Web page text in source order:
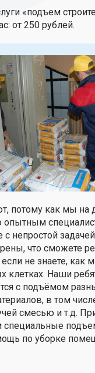
«подъем
от 250 рублей.
потому как мы на
опытным
с непростой
что сможете
не знаете, как
клетках. Наши
с подъёмом
в том
смесью и т.д.
специальные
по уборке